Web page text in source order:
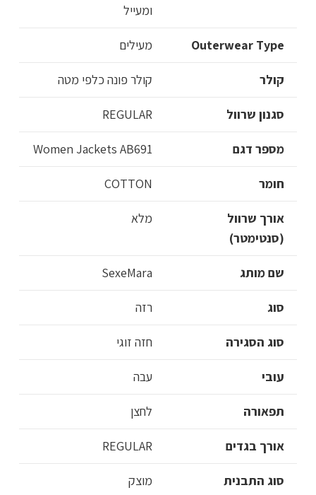
ומעייל
Outerwear Type מעילים
קולר קולר פונה כלפי מטה
סגנון שרוול REGULAR
מספר דגם Women Jackets AB691
חומר COTTON
אורך שרוול
(סנטימטר)
מלא
שם מותג SexeMara
סוג רזה
סוג הסגירה חזה זוגי
עובי עבה
תפאורה לחצן
אורך בגדים REGULAR
סוג התבנית מוצק